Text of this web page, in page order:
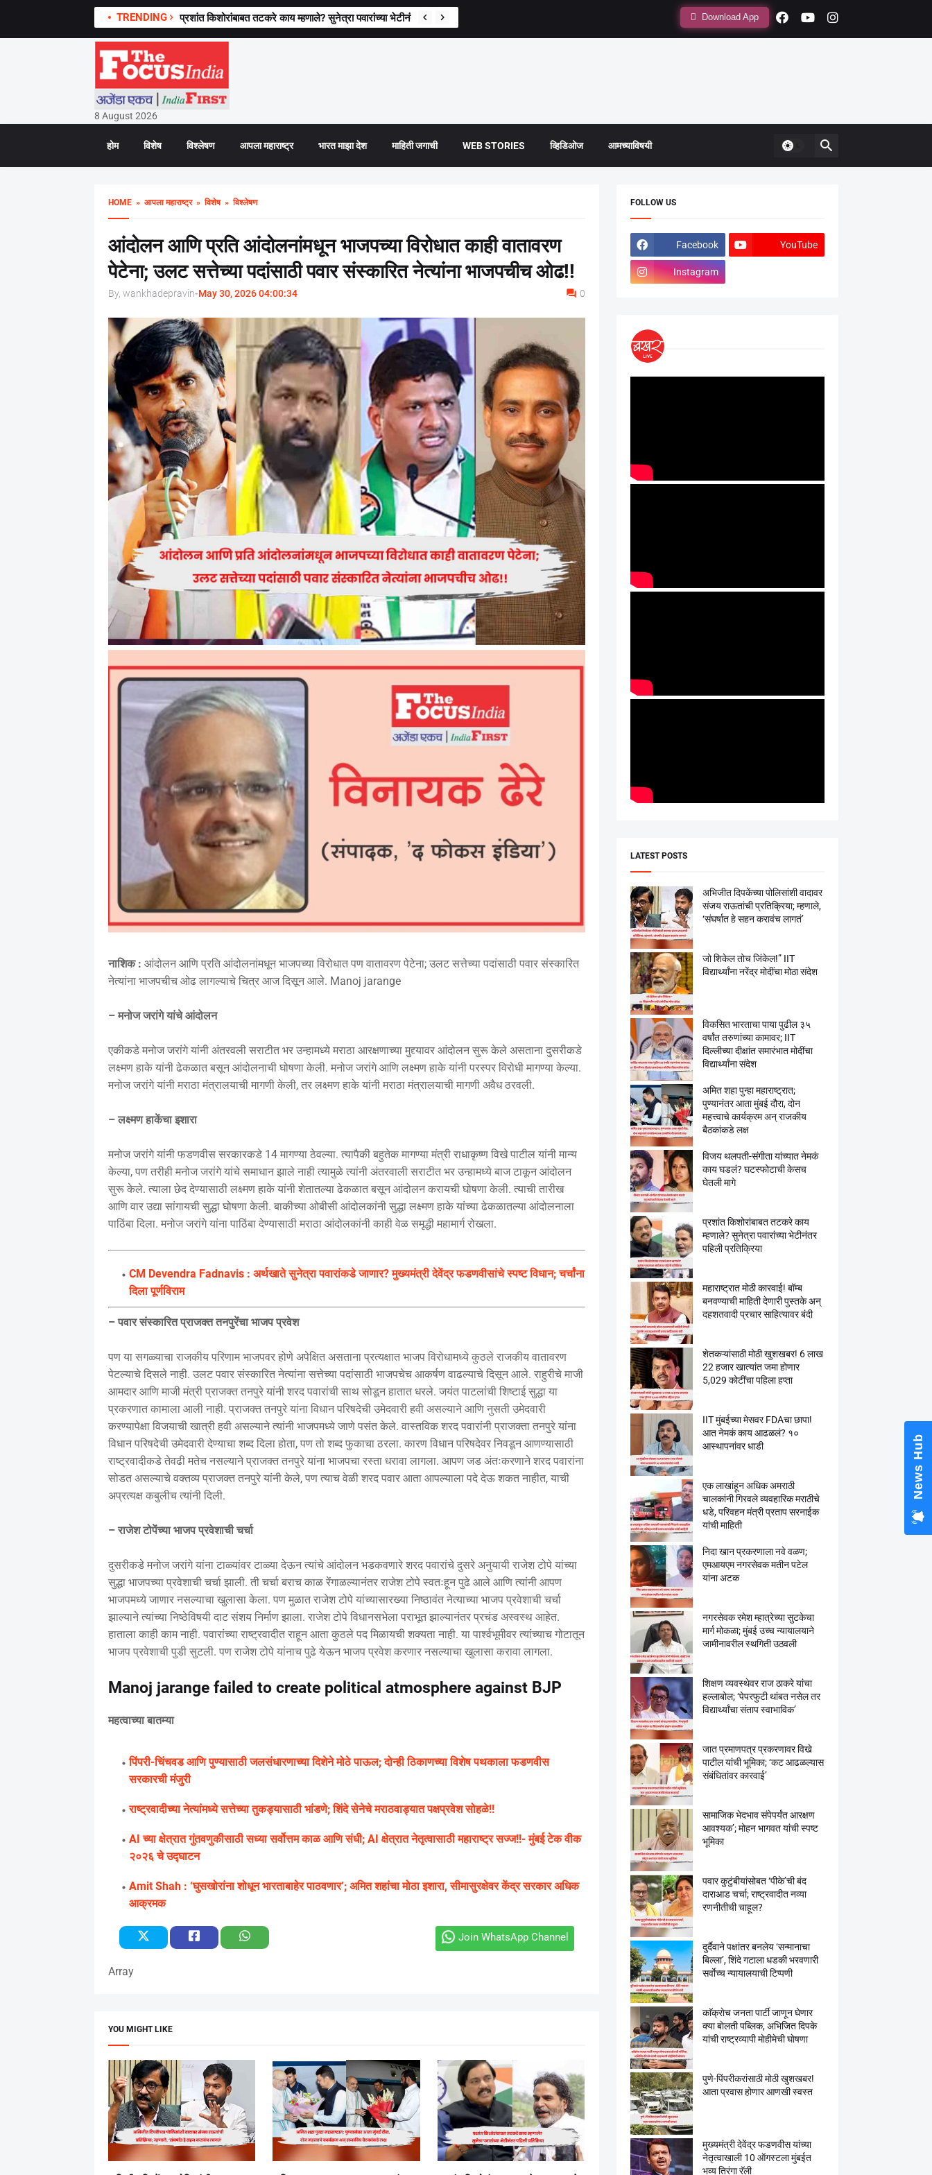
TRENDING प्रशांत किशोरांबाबत तटकरे काय म्हणाले? सुनेत्रा पवारांच्या भेटीनंतर पहिली प्रतिक्रिया Download App
8 August 2026
होम विशेष विश्लेषण आपला महाराष्ट्र भारत माझा देश माहिती जगाची WEB STORIES व्हिडिओज आमच्याविषयी
HOME» आपला महाराष्ट्र» विशेष» विश्लेषण
आंदोलन आणि प्रति आंदोलनांमधून भाजपच्या विरोधात काही वातावरण
पेटेना; उलट सत्तेच्या पदांसाठी पवार संस्कारित नेत्यांना भाजपचीच ओढ!!
By, wankhadepravin-May 30, 2026 04:00:34 0
नाशिक : आंदोलन आणि प्रति आंदोलनांमधून भाजपच्या विरोधात पण वातावरण पेटेना; उलट सत्तेच्या पदांसाठी पवार संस्कारित
नेत्यांना भाजपचीच ओढ लागल्याचे चित्र आज दिसून आले. Manoj jarange
– मनोज जरांगे यांचे आंदोलन
एकीकडे मनोज जरांगे यांनी अंतरवली सराटीत भर उन्हामध्ये मराठा आरक्षणाच्या मुद्द्यावर आंदोलन सुरू केले असताना दुसरीकडे
लक्ष्मण हाके यांनी ढेकळात बसून आंदोलनाची घोषणा केली. मनोज जरांगे आणि लक्ष्मण हाके यांनी परस्पर विरोधी मागण्या केल्या.
मनोज जरांगे यांनी मराठा मंत्रालयाची मागणी केली, तर लक्ष्मण हाके यांनी मराठा मंत्रालयाची मागणी अवैध ठरवली.
– लक्ष्मण हाकेंचा इशारा
मनोज जरांगे यांनी फडणवीस सरकारकडे 14 मागण्या ठेवल्या. त्यापैकी बहुतेक मागण्या मंत्री राधाकृष्ण विखे पाटील यांनी मान्य
केल्या, पण तरीही मनोज जरांगे यांचे समाधान झाले नाही त्यामुळे त्यांनी अंतरवाली सराटीत भर उन्हामध्ये बाज टाकून आंदोलन
सुरू केले. त्याला छेद देण्यासाठी लक्ष्मण हाके यांनी शेतातल्या ढेकळात बसून आंदोलन करायची घोषणा केली. त्याची तारीख
आणि वार उद्या सांगायची सुद्धा घोषणा केली. बाकीच्या ओबीसी आंदोलकांनी सुद्धा लक्ष्मण हाके यांच्या ढेकळातल्या आंदोलनाला
पाठिंबा दिला. मनोज जरांगे यांना पाठिंबा देण्यासाठी मराठा आंदोलकांनी काही वेळ समृद्धी महामार्ग रोखला.
CM Devendra Fadnavis : अर्थखाते सुनेत्रा पवारांकडे जाणार? मुख्यमंत्री देवेंद्र फडणवीसांचे स्पष्ट विधान; चर्चांना
दिला पूर्णविराम
– पवार संस्कारित प्राजक्त तनपुरेंचा भाजप प्रवेश
पण या सगळ्याचा राजकीय परिणाम भाजपवर होणे अपेक्षित असताना प्रत्यक्षात भाजप विरोधामध्ये कुठले राजकीय वातावरण
पेटल्याचे दिसले नाही. उलट पवार संस्कारित नेत्यांना सत्तेच्या पदांसाठी भाजपचेच आकर्षण वाढल्याचे दिसून आले. राहुरीचे माजी
आमदार आणि माजी मंत्री प्राजक्त तनपुरे यांनी शरद पवारांची साथ सोडून हातात धरले. जयंत पाटलांची शिष्टाई सुद्धा या
प्रकरणात कामाला आली नाही. प्राजक्त तनपुरे यांना विधान परिषदेची उमेदवारी हवी असल्याने आणि नुसती उमेदवारी
करण्यापेक्षा विजयाची खात्री हवी असल्याने त्यांनी भाजपमध्ये जाणे पसंत केले. वास्तविक शरद पवारांनी प्राजक्ता तनपुरे यांना
विधान परिषदेची उमेदवारी देण्याचा शब्द दिला होता, पण तो शब्द फुकाचा ठरला. कारण विधान परिषदेवर निवडून आणण्यासाठी
राष्ट्रवादीकडे तेवढी मतेच नसल्याने प्राजक्त तनपुरे यांना भाजपचा रस्ता धरावा लागला. आपण जड अंतःकरणाने शरद पवारांना
सोडत असल्याचे वक्तव्य प्राजक्त तनपुरे यांनी केले, पण त्याच वेळी शरद पवार आता आपल्याला पदे देऊ शकत नाहीत, याची
अप्रत्यक्ष कबुलीच त्यांनी दिली.
– राजेश टोपेंच्या भाजप प्रवेशाची चर्चा
दुसरीकडे मनोज जरांगे यांना टाळ्यांवर टाळ्या देऊन त्यांचे आंदोलन भडकवणारे शरद पवारांचे दुसरे अनुयायी राजेश टोपे यांच्या
सुद्धा भाजपच्या प्रवेशाची चर्चा झाली. ती चर्चा बराच काळ रेंगाळल्यानंतर राजेश टोपे स्वतःहून पुढे आले आणि त्यांनी आपण
भाजपमध्ये जाणार नसल्याचा खुलासा केला. पण मुळात राजेश टोपे यांच्यासारख्या निष्ठावंत नेत्याच्या भाजप प्रवेशाची चर्चा
झाल्याने त्यांच्या निष्ठेविषयी दाट संशय निर्माण झाला. राजेश टोपे विधानसभेला पराभूत झाल्यानंतर प्रचंड अस्वस्थ आहेत.
हाताला काही काम नाही. पवारांच्या राष्ट्रवादीत राहून आता कुठले पद मिळायची शक्यता नाही. या पार्श्वभूमीवर त्यांच्याच गोटातून
भाजप प्रवेशाची पुडी सुटली. पण राजेश टोपे यांनाच पुढे येऊन भाजप प्रवेश करणार नसल्याचा खुलासा करावा लागला.
Manoj jarange failed to create political atmosphere against BJP
महत्वाच्या बातम्या
पिंपरी-चिंचवड आणि पुण्यासाठी जलसंधारणाच्या दिशेने मोठे पाऊल; दोन्ही ठिकाणच्या विशेष पथकाला फडणवीस
सरकारची मंजुरी
राष्ट्रवादीच्या नेत्यांमध्ये सत्तेच्या तुकड्यासाठी भांडणे; शिंदे सेनेचे मराठवाड्यात पक्षप्रवेश सोहळे!!
AI च्या क्षेत्रात गुंतवणुकीसाठी सध्या सर्वोत्तम काळ आणि संधी; AI क्षेत्रात नेतृत्वासाठी महाराष्ट्र सज्ज!!- मुंबई टेक वीक
२०२६ चे उद्घाटन
Amit Shah : ‘घुसखोरांना शोधून भारताबाहेर पाठवणार’; अमित शहांचा मोठा इशारा, सीमासुरक्षेवर केंद्र सरकार अधिक
आक्रमक
Join WhatsApp Channel
Array
YOU MIGHT LIKE
FOLLOW US
Facebook YouTube
Instagram
LATEST POSTS
अभिजीत दिपकेंच्या पोलिसांशी वादावर
संजय राऊतांची प्रतिक्रिया; म्हणाले,
‘संघर्षात हे सहन करावंच लागतं’
जो शिकेल तोच जिंकेल!” IIT
विद्यार्थ्यांना नरेंद्र मोदींचा मोठा संदेश
विकसित भारताचा पाया पुढील ३५
वर्षांत तरुणांच्या कामावर; IIT
दिल्लीच्या दीक्षांत समारंभात मोदींचा
विद्यार्थ्यांना संदेश
अमित शहा पुन्हा महाराष्ट्रात;
पुण्यानंतर आता मुंबई दौरा, दोन
महत्त्वाचे कार्यक्रम अन् राजकीय
बैठकांकडे लक्ष
विजय थलपती-संगीता यांच्यात नेमकं
काय घडलं? घटस्फोटाची केसच
घेतली मागे
प्रशांत किशोरांबाबत तटकरे काय
म्हणाले? सुनेत्रा पवारांच्या भेटीनंतर
पहिली प्रतिक्रिया
महाराष्ट्रात मोठी कारवाई! बॉम्ब
बनवण्याची माहिती देणारी पुस्तके अन्
दहशतवादी प्रचार साहित्यावर बंदी
शेतकऱ्यांसाठी मोठी खुशखबर! 6 लाख
22 हजार खात्यांत जमा होणार
5,029 कोटींचा पहिला हप्ता
IIT मुंबईच्या मेसवर FDAचा छापा!
आत नेमकं काय आढळलं? १०
आस्थापनांवर धाडी
एक लाखांहून अधिक अमराठी
चालकांनी गिरवले व्यवहारिक मराठीचे
धडे, परिवहन मंत्री प्रताप सरनाईक
यांची माहिती
निदा खान प्रकरणाला नवे वळण;
एमआयएम नगरसेवक मतीन पटेल
यांना अटक
नगरसेवक रमेश म्हात्रेच्या सुटकेचा
मार्ग मोकळा; मुंबई उच्च न्यायालयाने
जामीनावरील स्थगिती उठवली
शिक्षण व्यवस्थेवर राज ठाकरे यांचा
हल्लाबोल; ‘पेपरफुटी थांबत नसेल तर
विद्यार्थ्यांचा संताप स्वाभाविक’
जात प्रमाणपत्र प्रकरणावर विखे
पाटील यांची भूमिका; ‘कट आढळल्यास
संबंधितांवर कारवाई’
सामाजिक भेदभाव संपेपर्यंत आरक्षण
आवश्यक’; मोहन भागवत यांची स्पष्ट
भूमिका
पवार कुटुंबीयांसोबत ‘पीके’ची बंद
दाराआड चर्चा; राष्ट्रवादीत नव्या
रणनीतीची चाहूल?
दुर्दैवाने पक्षांतर बनलेय ‘सन्मानाचा
बिल्ला’, शिंदे गटाला धडकी भरवणारी
सर्वाेच्च न्यायालयाची टिप्पणी
काॅक्राेच जनता पार्टी जाणून घेणार
क्या बाेलती पब्लिक, अभिजित दिपके
यांची राष्ट्रव्यापी माेहीमेची घाेषणा
पुणे-पिंपरीकरांसाठी मोठी खुशखबर!
आता प्रवास होणार आणखी स्वस्त
मुख्यमंत्री देवेंद्र फडणवीस यांच्या
नेतृत्वाखाली 10 ऑगस्टला मुंबईत
भव्य तिरंगा रॅली
News Hub